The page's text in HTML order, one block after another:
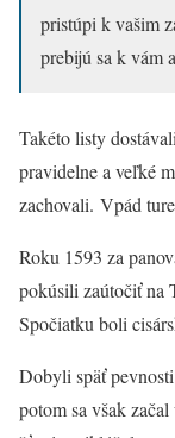
pristúpi k vašim
prebijú sa k vám
Takéto listy
pravidelne a veľké
zachovali. Vpád
Roku 1593 za
pokúsili zaútočiť na
Spočiatku boli
Dobyli späť
potom sa však